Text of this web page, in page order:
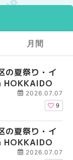
の夏祭り・イ
HOKKAIDO
2026.07.07
9
の夏祭り・イ
HOKKAIDO
2026.07.07
年最新】札幌
ン｜オープン日
公園から穴場テ
夏 札幌市白石
まとめ |
月間
年最新】札幌
ン｜オープン日
公園から穴場テ
夏 札幌市北区
とめ | MouLa